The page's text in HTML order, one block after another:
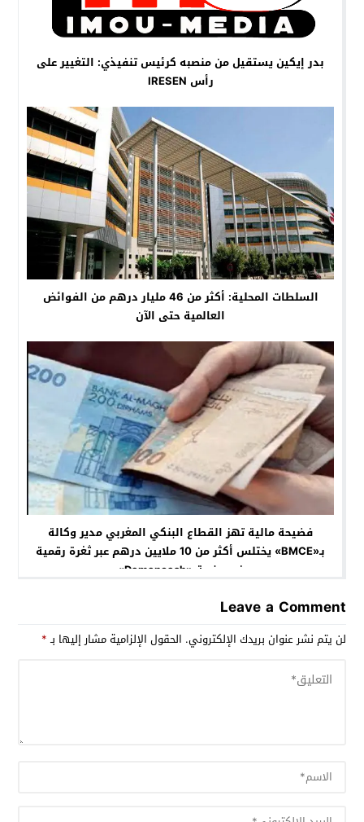
بدر إيكين يستقيل من منصبه كرئيس تنفيذي: التغيير على
رأس IRESEN
السلطات المحلية: أكثر من 46 مليار درهم من الفوائض
العالمية حتى الآن
فضيحة مالية تهز القطاع البنكي المغربي مدير وكالة
بـ«BMCE» يختلس أكثر من 10 ملايين درهم عبر ثغرة رقمية
في منصة «Damancash»
Leave a Comment
لن يتم نشر عنوان بريدك الإلكتروني. الحقول الإلزامية مشار إليها بـ*